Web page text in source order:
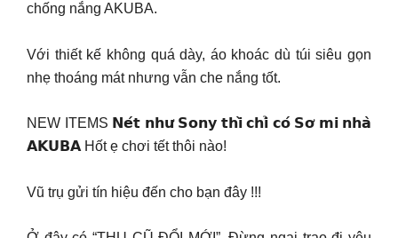
chống nắng AKUBA.
Với thiết kế không quá dày, áo khoác dù túi siêu gọn
nhẹ thoáng mát nhưng vẫn che nắng tốt.
NEW ITEMS 𝗡𝗲́𝘁 𝗻𝗵𝘂̛ 𝗦𝗼𝗻𝘆 𝘁𝗵𝗶̀ 𝗰𝗵𝗶̉ 𝗰𝗼́ 𝗦𝗼̛ 𝗺𝗶 𝗻𝗵𝗮̀
𝗔𝗞𝗨𝗕𝗔 Hốt ẹ chơi tết thôi nào!
Vũ trụ gửi tín hiệu đến cho bạn đây !!!